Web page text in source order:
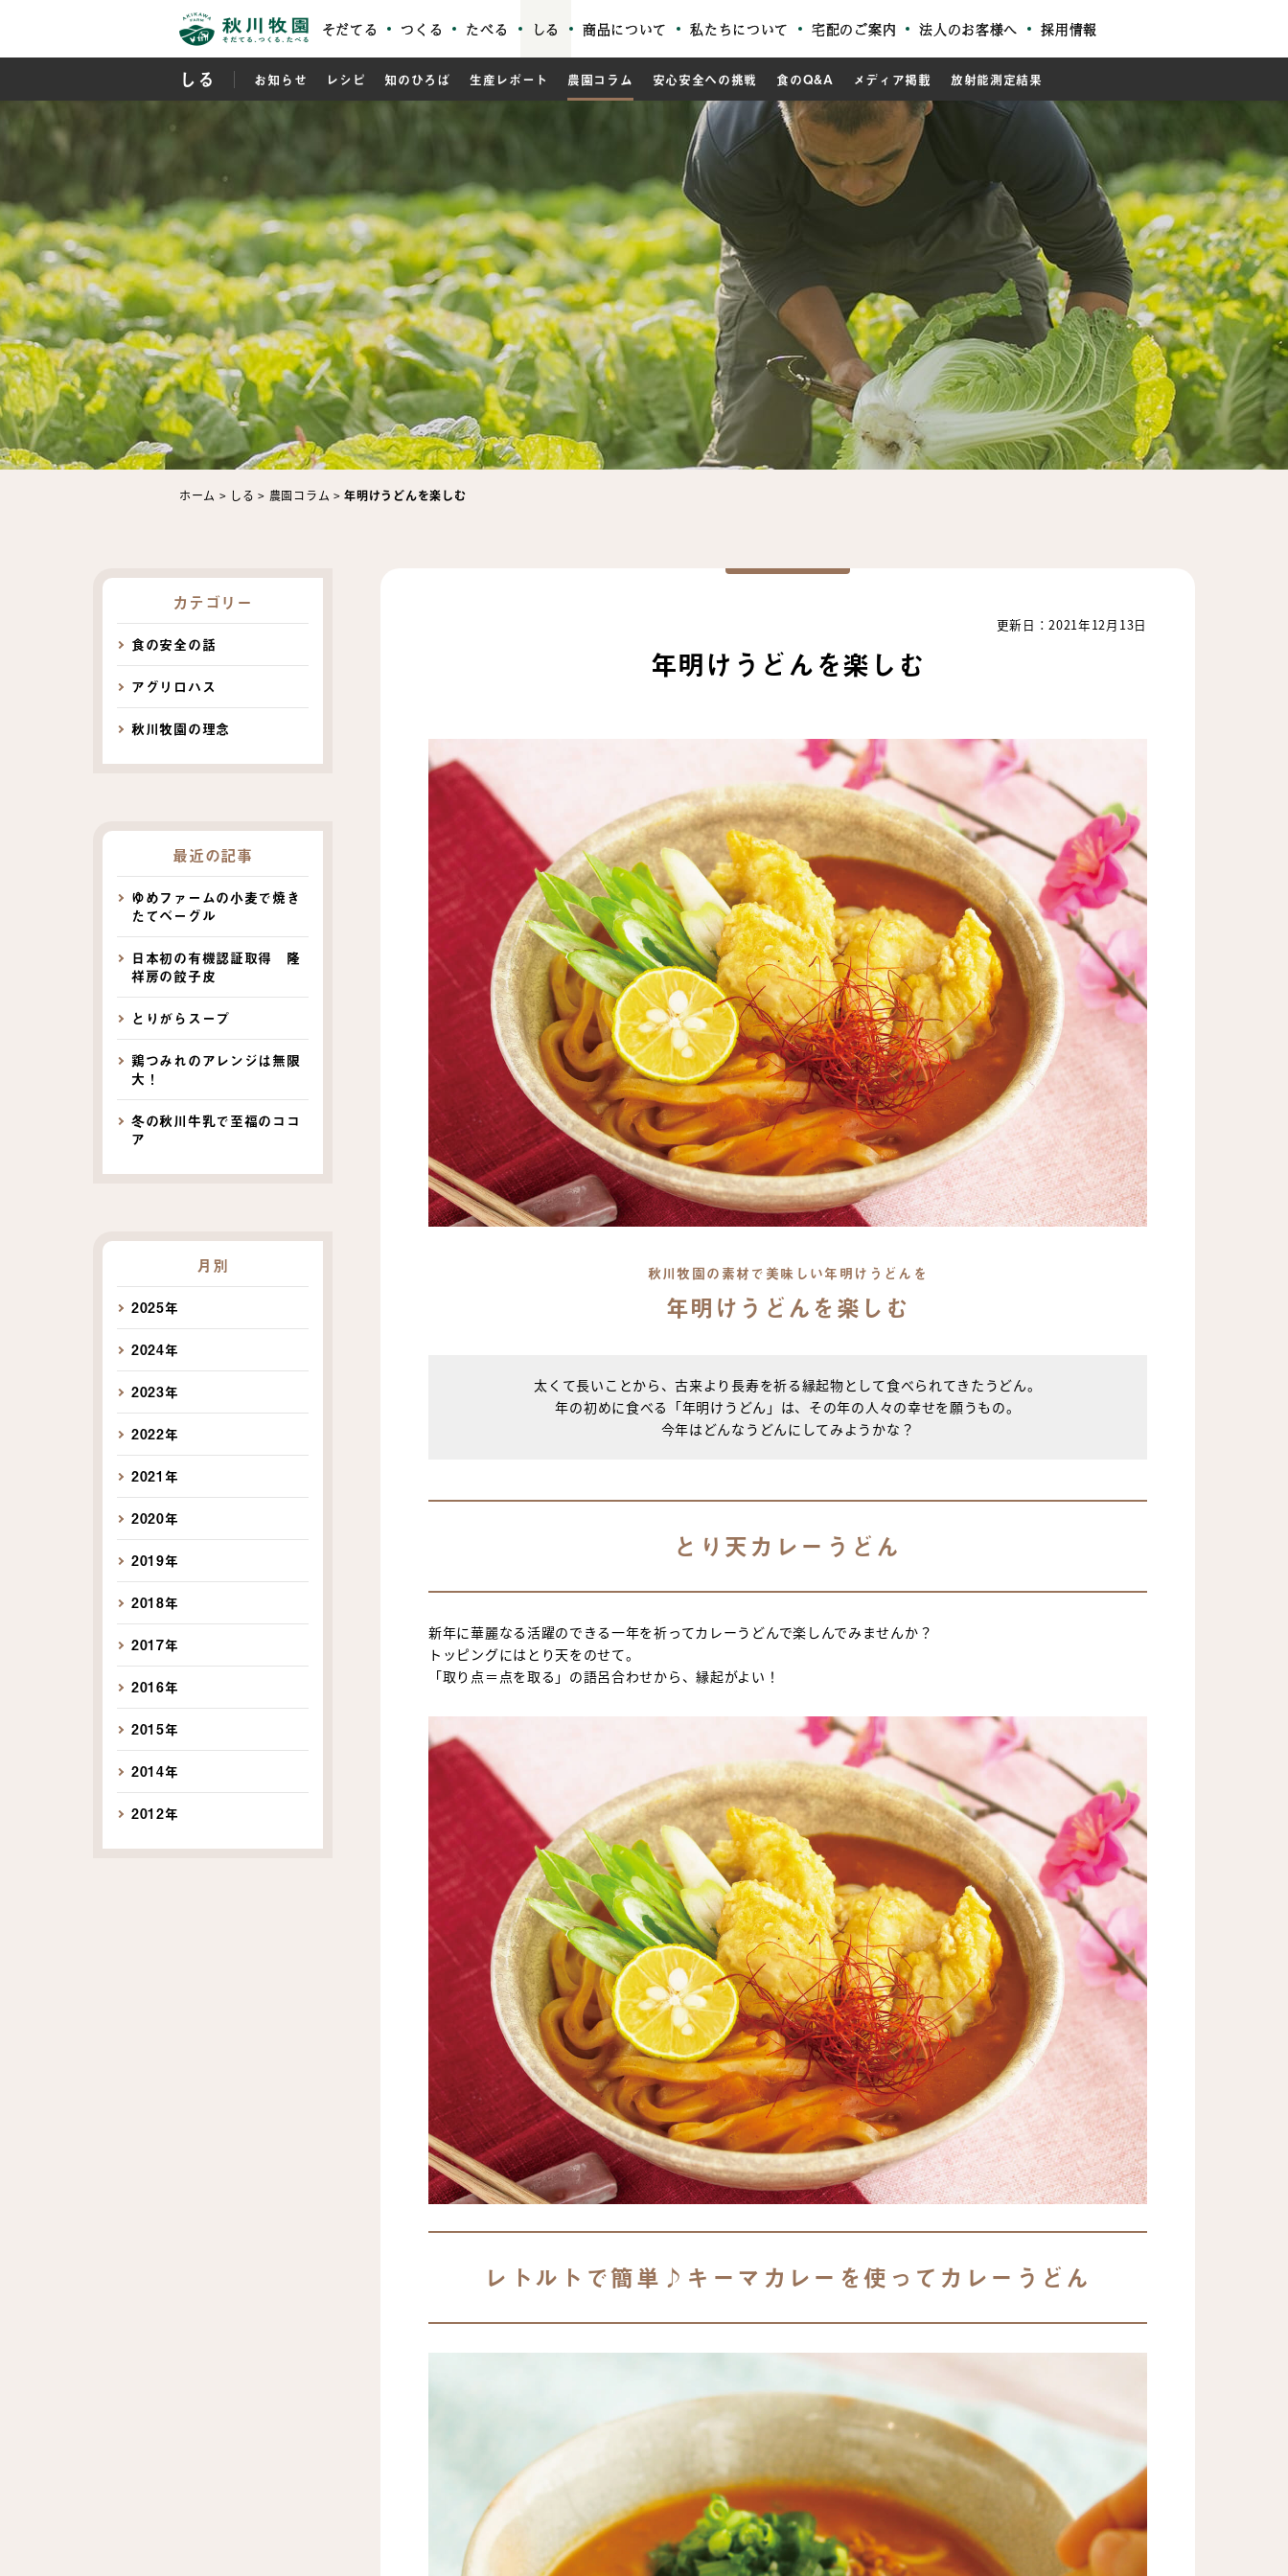
そだてる つくる たべる しる 商品について 私たちについて 宅配のご案内 法人のお客様へ 採用情報
しる お知らせ レシピ 知のひろば 生産レポート 農園コラム 安心安全への挑戦 食のQ&A メディア掲載 放射能測定結果
ホーム > しる > 農園コラム >年明けうどんを楽しむ
更新日：2021年12月13日
年明けうどんを楽しむ
秋川牧園の素材で美味しい年明けうどんを
年明けうどんを楽しむ
太くて長いことから、古来より長寿を祈る縁起物として食べられてきたうどん。
年の初めに食べる「年明けうどん」は、その年の人々の幸せを願うもの。
今年はどんなうどんにしてみようかな？
とり天カレーうどん
新年に華麗なる活躍のできる一年を祈ってカレーうどんで楽しんでみませんか？
トッピングにはとり天をのせて。
「取り点＝点を取る」の語呂合わせから、縁起がよい！
レトルトで簡単♪キーマカレーを使ってカレーうどん
カテゴリー
食の安全の話
アグリロハス
秋川牧園の理念
最近の記事
ゆめファームの小麦で焼き
たてベーグル
日本初の有機認証取得 隆
祥房の餃子皮
とりがらスープ
鶏つみれのアレンジは無限
大！
冬の秋川牛乳で至福のココ
ア
月別
2025年
2024年
2023年
2022年
2021年
2020年
2019年
2018年
2017年
2016年
2015年
2014年
2012年